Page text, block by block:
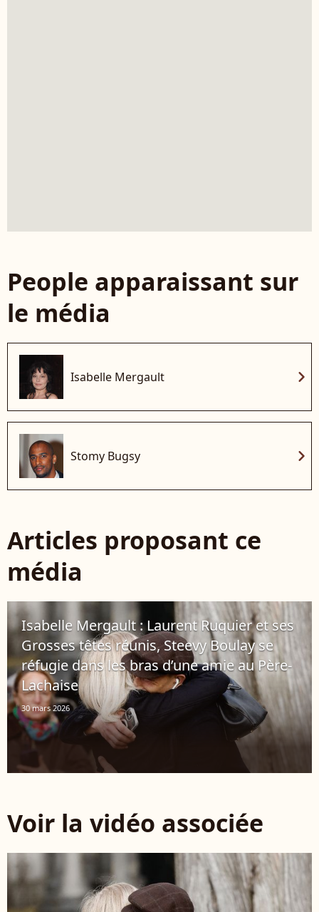
People apparaissant sur
le média
Isabelle Mergault chevron_right
Stomy Bugsy chevron_right
Articles proposant ce
média
Isabelle Mergault : Laurent Ruquier et ses
Grosses têtes réunis, Steevy Boulay se
réfugie dans les bras d’une amie au Père-
Lachaise
30 mars 2026
Voir la vidéo associée